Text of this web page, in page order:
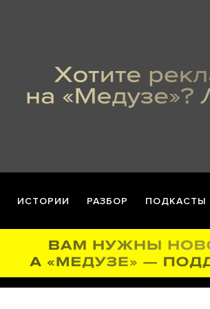
ИСТОРИИ РАЗБОР ПОДКАСТЫ